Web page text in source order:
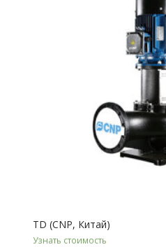
TD (CNP, Китай)
Узнать стоимость